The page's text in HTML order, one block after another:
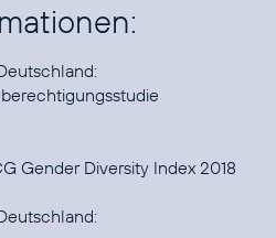
Gender Diversity Index 2018